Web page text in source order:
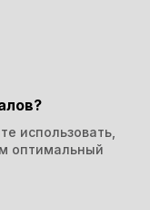
использовать,
оптимальный